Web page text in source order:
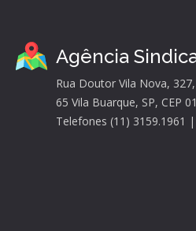
Agência
Rua Doutor Vila Nova,
65 Vila Buarque, SP, CEP
Telefones (11) 3159.1961